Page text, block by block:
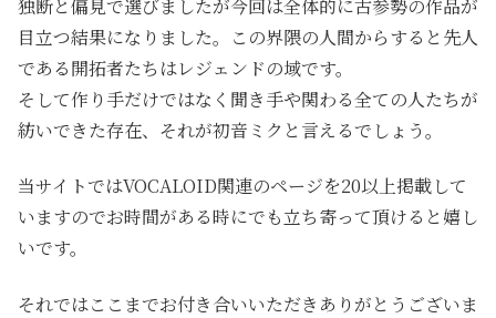
独断と偏見で選びましたが今回は全体的に古参勢の作品が
目立つ結果になりました。この界隈の人間からすると先人
である開拓者たちはレジェンドの域です。
そして作り手だけではなく聞き手や関わる全ての人たちが
紡いできた存在、それが初音ミクと言えるでしょう。
当サイトではVOCALOID関連のページを20以上掲載して
いますのでお時間がある時にでも立ち寄って頂けると嬉し
いです。
それではここまでお付き合いいただきありがとうございま